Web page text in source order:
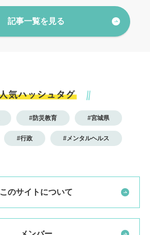
記事一覧を見る
#防災教育 #宮城県
#行政 #メンタルヘルス
このサイトについて